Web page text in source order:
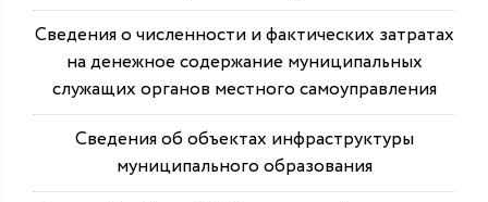
Сведения о численности и фактических затратах
на денежное содержание муниципальных
служащих органов местного самоуправления
Сведения об объектах инфраструктуры
муниципального образования